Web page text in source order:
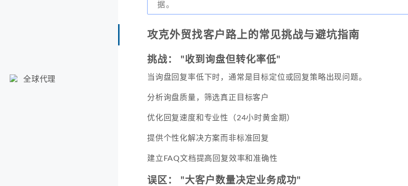
全球代理
据。
攻克外贸找客户路上的常见挑战与避坑指南
挑战： "收到询盘但转化率低"
当询盘回复率低下时，通常是目标定位或回复策略出现问题。
分析询盘质量，筛选真正目标客户
优化回复速度和专业性（24小时黄金期）
提供个性化解决方案而非标准回复
建立FAQ文档提高回复效率和准确性
误区： "大客户数量决定业务成功"